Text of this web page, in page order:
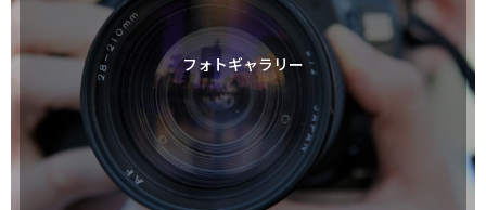
フォトギャラリー